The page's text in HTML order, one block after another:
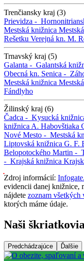
Trenčiansky kraj (3)
Prievidza -
Mestská knižnica
Rešetku Verejná kn. M.
Trnavský kraj (5)
Galanta - Galantská
Obecná kn. Senica -
Mestská knižnica
Fándlyho
Žilinský kraj (6)
Čadca - Kysucká
knižnica A. Habovštiaka
Nové Mesto - Mestská
Liptovská knižnica G. F.
Belopotockého Martin -
- Krajská knižnica
Zdroj informácií:
evidencii danej knižnice,
nájdete zoznam všetkých
ktorých máme údaje.
Naši
Predchádzajúce Ďalšie